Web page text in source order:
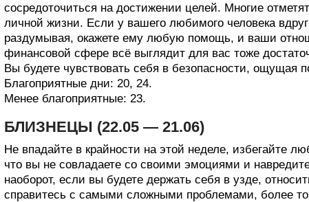
сосредоточиться на достижении целей. Многие
личной жизни. Если у вашего любимого человека
раздумывая, окажете ему любую помощь, и ваши
финансовой сфере всё выглядит для вас тоже
Вы будете чувствовать себя в безопасности, ощущая
Благоприятные дни: 20, 24.
Менее благоприятные: 23.
БЛИЗНЕЦЫ (22.05 — 21.06)
Не впадайте в крайности на этой неделе, избегайте
что вы не совладаете со своими эмоциями и
наоборот, если вы будете держать себя в узде,
справитесь с самыми сложными проблемами, более